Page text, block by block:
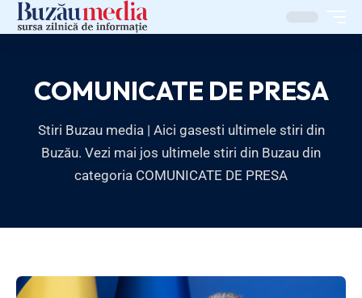
COMUNICATE DE PRESA
Stiri Buzau media | Aici gasesti ultimele stiri din
Buzău. Vezi mai jos ultimele stiri din Buzau din
categoria COMUNICATE DE PRESA